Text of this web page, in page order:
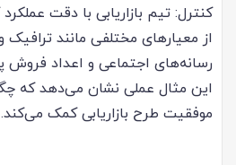
کنترل: تیم بازاریابی با دقت
از معیارهای مختلفی مانند ترافیک
رسانه‌های اجتماعی و اعداد فروش
موفقیت طرح بازاریابی کمک می‌کند.